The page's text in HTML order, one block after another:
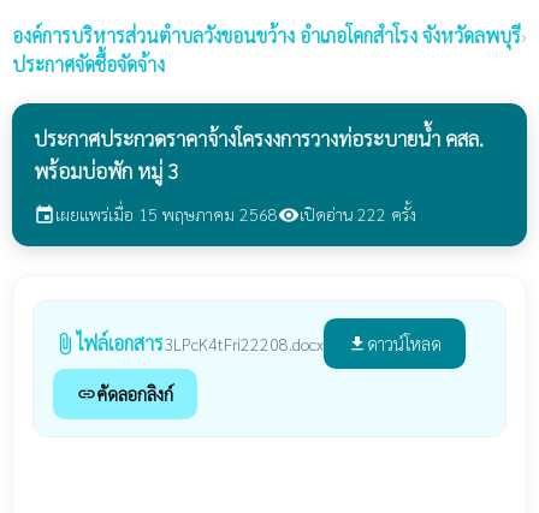
องค์การบริหารส่วนตำบลวังขอนขว้าง อำเภอโคกสำโรง จังหวัดลพบุรี›
ประกาศจัดซื้อจัดจ้าง
ประกาศประกวดราคาจ้างโครงงการวางท่อระบายน้ำ คสล.
พร้อมบ่อพัก หมู่ 3
eventเผยแพร่เมื่อ 15 พฤษภาคม 2568visibilityเปิดอ่าน 222 ครั้ง
attach_file ไฟล์เอกสาร3LPcK4tFri22208.docx file_download ดาวน์โหลด
linkคัดลอกลิงก์